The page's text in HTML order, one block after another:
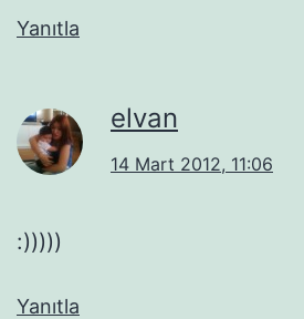
Yanıtla
elvan
14 Mart 2012, 11:06
:)))))
Yanıtla